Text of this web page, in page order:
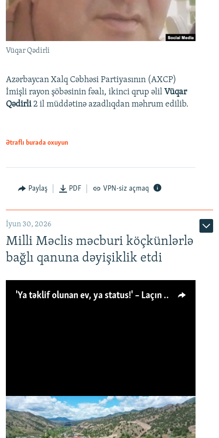
Vüqar Qədirli
Azərbaycan Xalq Cəbhəsi Partiyasının (AXCP)
İmişli rayon şöbəsinin fəalı, ikinci qrup əlil Vüqar
Qədirli2 il müddətinə azadlıqdan məhrum edilib.
Ətraflı burada oxuyun
Paylaş PDF VPN-siz açmaq
İyun 30, 2026
Milli Məclis məcburi köçkünlərlə
bağlı qanuna dəyişiklik etdi
'Ya təklif olunan ev, ya status!' – Laçın köçkünü: 'Laçından başqa heç hara!'